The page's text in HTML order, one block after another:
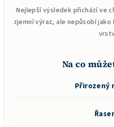
Nejlepší výsledek přichází ve
zjemní výraz, ale nepůsobí
Na co
Přirozený